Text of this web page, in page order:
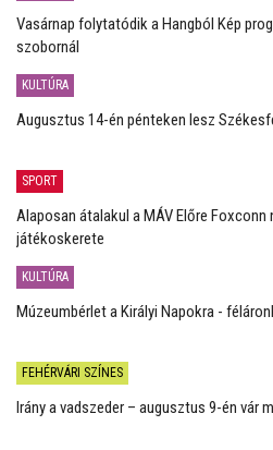
Vasárnap folytatódik a Hangból Kép
szobornál
KULTÚRA
Augusztus 14-én pénteken lesz
SPORT
Alaposan átalakul a MÁV Előre
játékoskerete
KULTÚRA
Múzeumbérlet a Királyi Napokra -
FEHÉRVÁRI SZÍNES
Irány a vadszeder – augusztus 9-én vár